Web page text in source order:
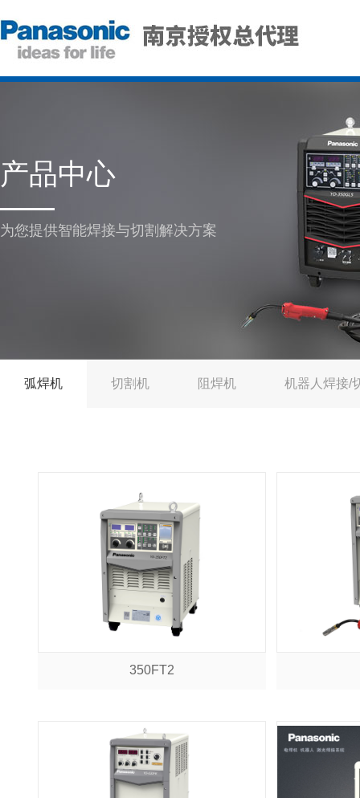
产品中心
为您提供智能焊接与切割解决方案
弧焊机 切割机 阻焊机 机器人焊接/
350FT2